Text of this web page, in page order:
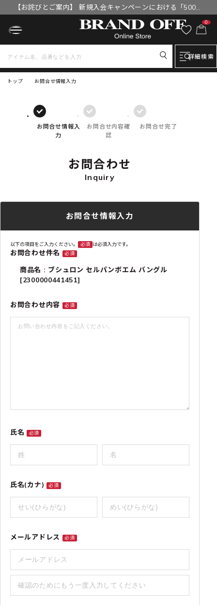
【お詫びとご案内】 新規入会キャンペーンにおける「500円
OFFクーポン」付与漏れと補填について
0
詳細検索
トップ お問合せ情報入力
お問合せ情報入
力
お問合せ内容確
認
お問合せ完了
お問合わせ
Inquiry
お問合せ情報入力
以下の項目をご入力ください。 必須 は必須入力です。
お問合わせ件名 必須
商品名 : ブシュロン セルパンボエム バングル
[2300000441451]
お問合わせ内容 必須
氏名 必須
氏名(カナ) 必須
メールアドレス 必須